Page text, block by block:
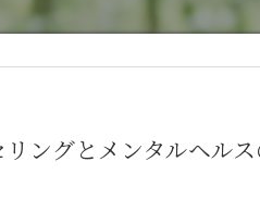
リングとメンタルヘル